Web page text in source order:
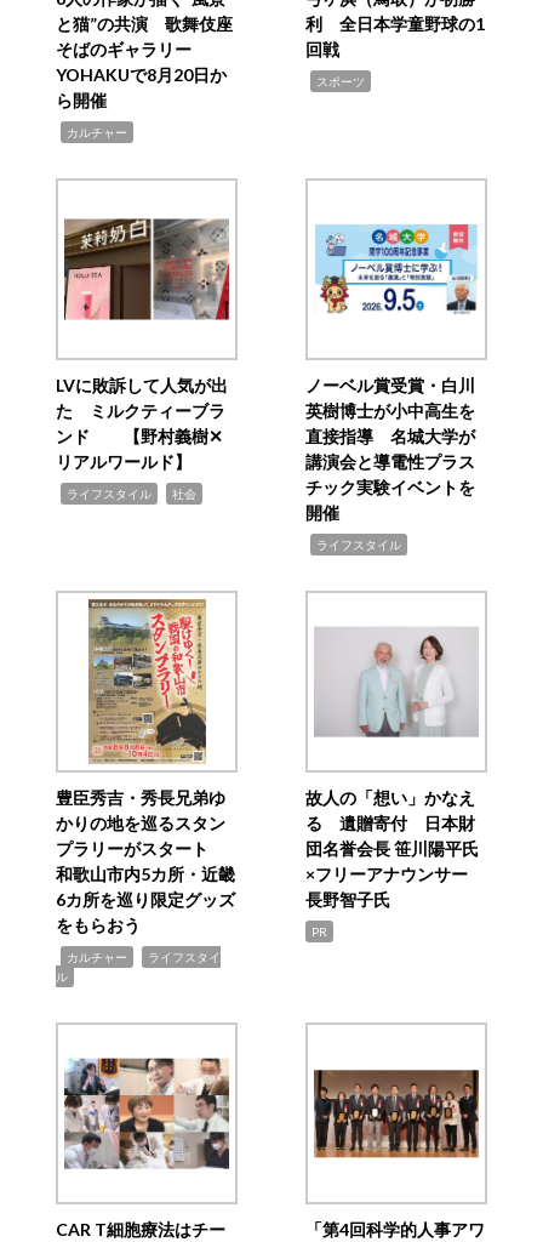
と猫”の共演 歌舞伎座
そばのギャラリー
YOHAKUで8月20日か
ら開催
カルチャー
利 全日本学童野球の1
回戦
スポーツ
LVに敗訴して人気が出
た ミルクティーブラ
ンド 【野村義樹✕
リアルワールド】
ライフスタイル 社会
ノーベル賞受賞・白川
英樹博士が小中高生を
直接指導 名城大学が
講演会と導電性プラス
チック実験イベントを
開催
ライフスタイル
豊臣秀吉・秀長兄弟ゆ
かりの地を巡るスタン
プラリーがスタート
和歌山市内5カ所・近畿
6カ所を巡り限定グッズ
をもらおう
カルチャー
ライフスタイ
ル
故人の「想い」かなえ
る 遺贈寄付 日本財
団名誉会長 笹川陽平氏
×フリーアナウンサー
長野智子氏
PR
CAR T細胞療法はチー
「第4回科学的人事アワ